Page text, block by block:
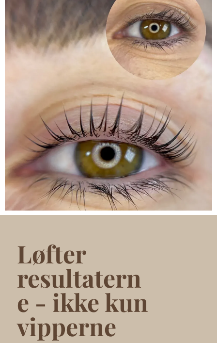
Løfter
resultatern
e - ikke kun
vipperne